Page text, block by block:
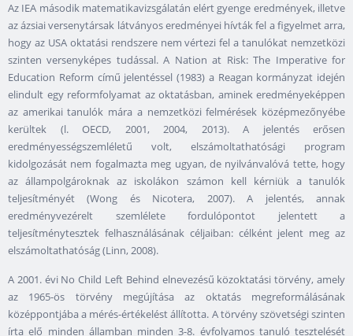
Az IEA második matematikavizsgálatán elért gyenge eredmények, illetve
az ázsiai versenytársak látványos eredményei hívták fel a figyelmet arra,
hogy az USA oktatási rendszere nem vértezi fel a tanulókat nemzetközi
szinten versenyképes tudással. A Nation at Risk: The Imperative for
Education Reform című jelentéssel (1983) a Reagan kormányzat idején
elindult egy reformfolyamat az oktatásban, aminek eredményeképpen
az amerikai tanulók mára a nemzetközi felmérések középmezőnyébe
kerültek (l. OECD, 2001, 2004, 2013). A jelentés erősen
eredményességszemléletű volt, elszámoltathatósági program
kidolgozását nem fogalmazta meg ugyan, de nyilvánvalóvá tette, hogy
az állampolgároknak az iskolákon számon kell kérniük a tanulók
teljesítményét (Wong és Nicotera, 2007). A jelentés, annak
eredményvezérelt szemlélete fordulópontot jelentett a
teljesítménytesztek felhasználásának céljaiban: célként jelent meg az
elszámoltathatóság (Linn, 2008).
A 2001. évi No Child Left Behind elnevezésű közoktatási törvény, amely
az 1965-ös törvény megújítása az oktatás megreformálásának
középpontjába a mérés-értékelést állította. A törvény szövetségi szinten
írta elő minden államban minden 3-8. évfolyamos tanuló tesztelését